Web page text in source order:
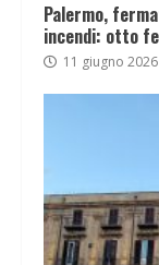
Palermo,
incendi: otto
11 giugno 2026